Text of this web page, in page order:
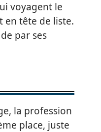
voyagent le
en tête de liste.
par ses
la profession
place, juste